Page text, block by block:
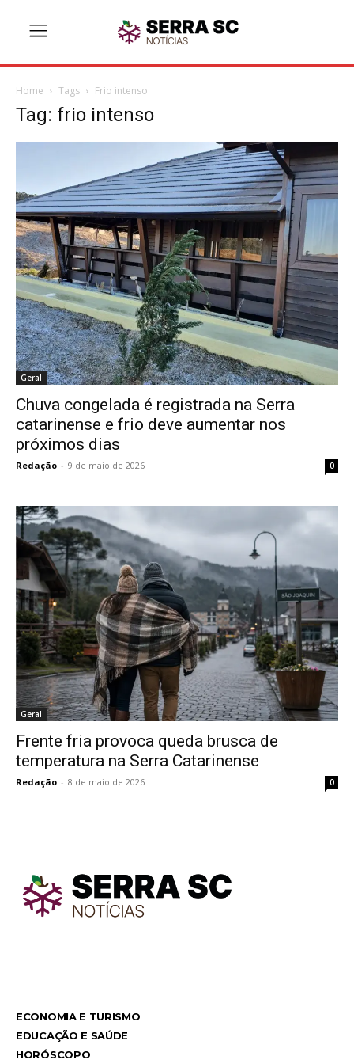
Home Tags Frio intenso
Tag: frio intenso
Geral
Chuva congelada é registrada na Serra
catarinense e frio deve aumentar nos
próximos dias
Redação - 9 de maio de 2026 0
Geral
Frente fria provoca queda brusca de
temperatura na Serra Catarinense
Redação - 8 de maio de 2026 0
ECONOMIA E TURISMO
EDUCAÇÃO E SAÚDE
HORÓSCOPO